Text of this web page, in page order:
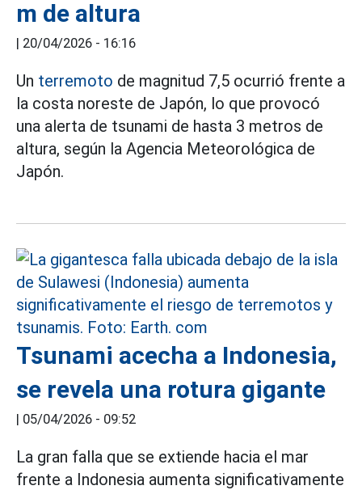
m de altura
| 20/04/2026 - 16:16
Un terremoto de magnitud 7,5 ocurrió frente a
la costa noreste de Japón, lo que provocó
una alerta de tsunami de hasta 3 metros de
altura, según la Agencia Meteorológica de
Japón.
Tsunami acecha a Indonesia,
se revela una rotura gigante
| 05/04/2026 - 09:52
La gran falla que se extiende hacia el mar
frente a Indonesia aumenta significativamente